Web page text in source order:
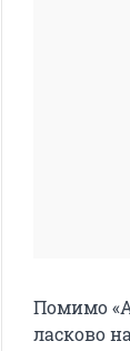
Помимо
ласково